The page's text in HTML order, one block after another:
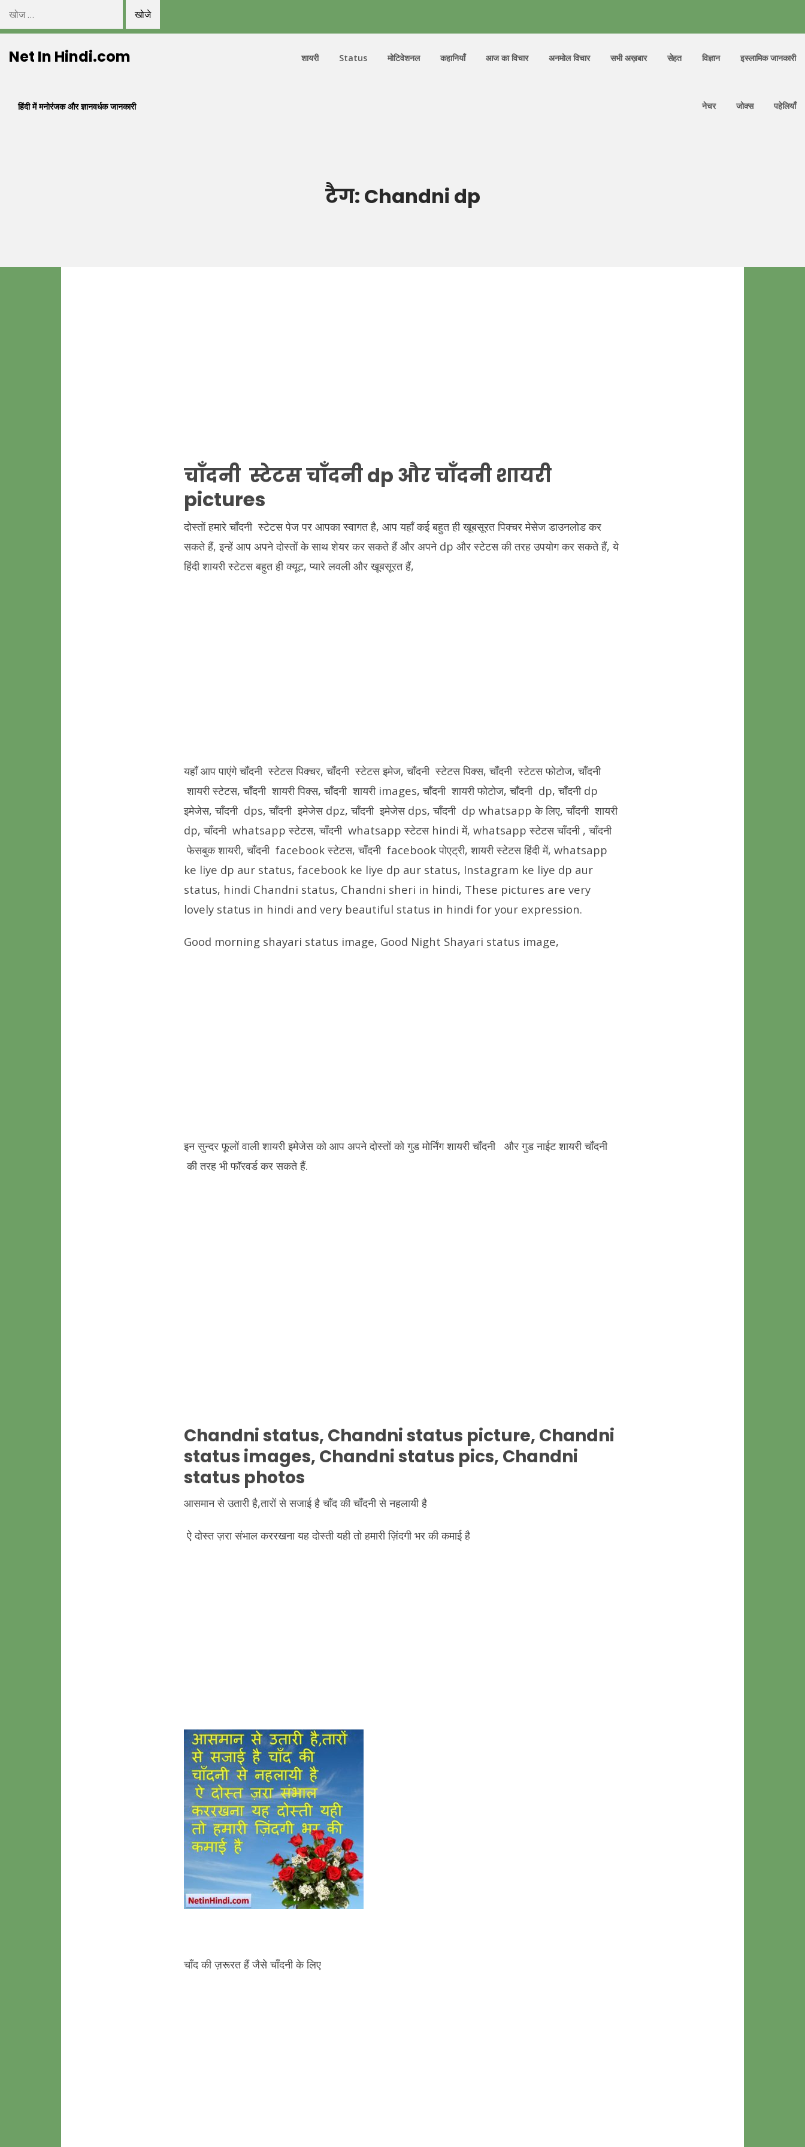
निम्न
को
खोजें:
toNet In Hindi.com
हिंदी में मनोरंजक और ज्ञानवर्धक जानकारी
शायरी Status मोटिवेशनल कहानियाँ आज का विचार अनमोल विचार सभी अख़बार सेहत विज्ञान इस्लामिक जानकारी
नेचर जोक्स पहेलियाँ
टैग: Chandni dp
चाँदनी स्टेटस चाँदनी dp और चाँदनी शायरी
pictures
दोस्तों हमारे चाँदनी स्टेटस पेज पर आपका स्वागत है, आप यहाँ कई बहुत ही खूबसूरत पिक्चर मेसेज डाउनलोड कर
सकते हैं, इन्हें आप अपने दोस्तों के साथ शेयर कर सकते हैं और अपने dp और स्टेटस की तरह उपयोग कर सकते हैं, ये
हिंदी शायरी स्टेटस बहुत ही क्यूट, प्यारे लवली और खूबसूरत हैं,
यहाँ आप पाएंगे चाँदनी स्टेटस पिक्चर, चाँदनी स्टेटस इमेज, चाँदनी स्टेटस पिक्स, चाँदनी स्टेटस फोटोज, चाँदनी
शायरी स्टेटस, चाँदनी शायरी पिक्स, चाँदनी शायरी images, चाँदनी शायरी फोटोज, चाँदनी dp, चाँदनी dp
इमेजेस, चाँदनी dps, चाँदनी इमेजेस dpz, चाँदनी इमेजेस dps, चाँदनी dp whatsapp के लिए, चाँदनी शायरी
dp, चाँदनी whatsapp स्टेटस, चाँदनी whatsapp स्टेटस hindi में, whatsapp स्टेटस चाँदनी , चाँदनी
फेसबुक शायरी, चाँदनी facebook स्टेटस, चाँदनी facebook पोएट्री, शायरी स्टेटस हिंदी में, whatsapp
ke liye dp aur status, facebook ke liye dp aur status, Instagram ke liye dp aur
status, hindi Chandni status, Chandni sheri in hindi, These pictures are very
lovely status in hindi and very beautiful status in hindi for your expression.
Good morning shayari status image, Good Night Shayari status image,
इन सुन्दर फूलों वाली शायरी इमेजेस को आप अपने दोस्तों को गुड मोर्निंग शायरी चाँदनी और गुड नाईट शायरी चाँदनी
की तरह भी फॉरवर्ड कर सकते हैं.
Chandni status, Chandni status picture, Chandni
status images, Chandni status pics, Chandni
status photos
आसमान से उतारी है,तारों से सजाई है चाँद की चाँदनी से नहलायी है
ऐ दोस्त ज़रा संभाल कररखना यह दोस्ती यही तो हमारी ज़िंदगी भर की कमाई है
चाँद की ज़रूरत हैं जैसे चाँदनी के लिए